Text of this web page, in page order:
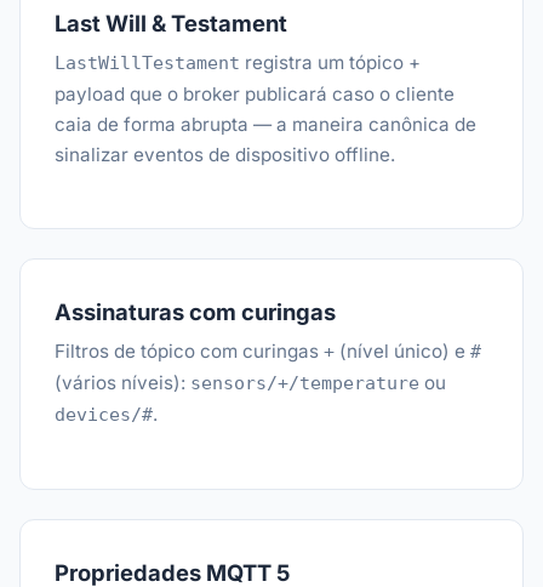
Last Will & Testament
LastWillTestament registra um tópico +
payload que o broker publicará caso o cliente
caia de forma abrupta — a maneira canônica de
sinalizar eventos de dispositivo offline.
Assinaturas com curingas
Filtros de tópico com curingas + (nível único) e #
(vários níveis): sensors/+/temperature ou
devices/#.
Propriedades MQTT 5